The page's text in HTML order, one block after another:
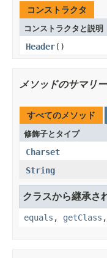
コンストラクタ
コンストラクタと説明
Header()
メソッドのサマリー
すべてのメソッド
修飾子とタイプ
Charset
String
クラスから継承
equals , getClass ,